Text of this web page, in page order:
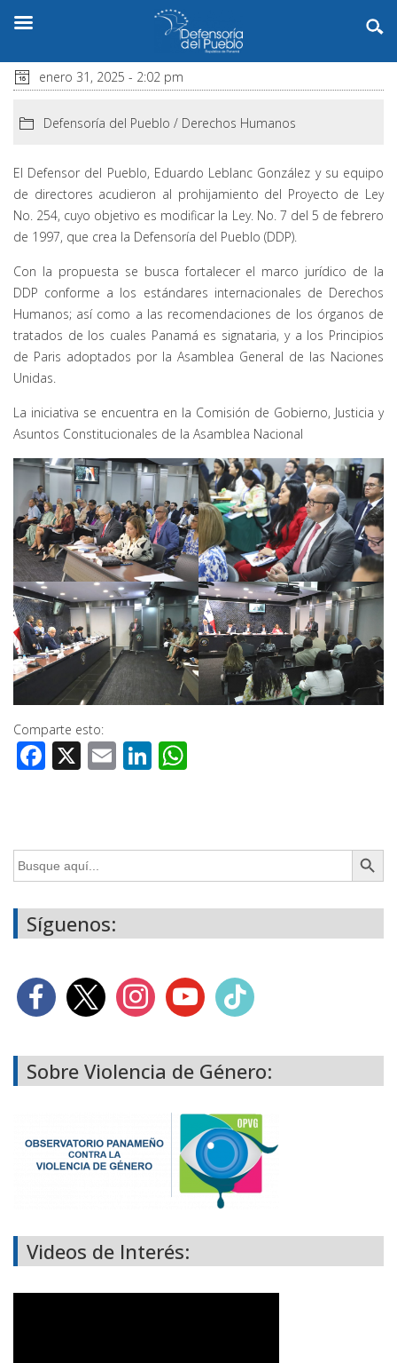
enero 31, 2025 - 2:02 pm
Defensoría del Pueblo / Derechos Humanos
El Defensor del Pueblo, Eduardo Leblanc González y su equipo
de directores acudieron al prohijamiento del Proyecto de Ley
No. 254, cuyo objetivo es modificar la Ley. No. 7 del 5 de febrero
de 1997, que crea la Defensoría del Pueblo (DDP).
Con la propuesta se busca fortalecer el marco jurídico de la
DDP conforme a los estándares internacionales de Derechos
Humanos; así como a las recomendaciones de los órganos de
tratados de los cuales Panamá es signataria, y a los Principios
de Paris adoptados por la Asamblea General de las Naciones
Unidas.
La iniciativa se encuentra en la Comisión de Gobierno, Justicia y
Asuntos Constitucionales de la Asamblea Nacional
Comparte esto:
Facebook
X EmailLinkedIn
Buscar: Botón de
Síguenos:
Sobre Violencia de Género:
Videos de Interés: